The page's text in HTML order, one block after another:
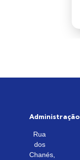
Administração
Rua
dos
Chanés,